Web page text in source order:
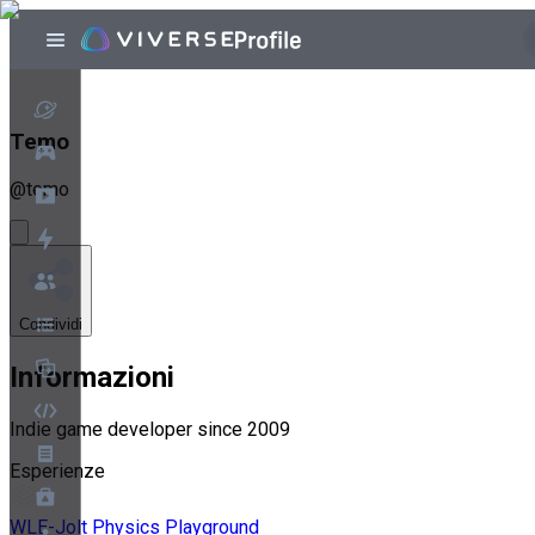
Temo
@temo
Condividi
Informazioni
Indie game developer since 2009
Esperienze
WLE-Jolt Physics Playground